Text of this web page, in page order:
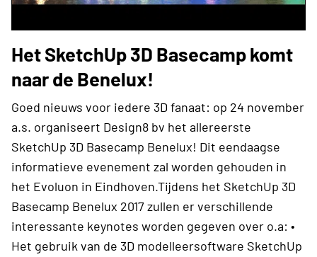
Het SketchUp 3D Basecamp komt
naar de Benelux!
Goed nieuws voor iedere 3D fanaat: op 24 november
a.s. organiseert Design8 bv het allereerste
SketchUp 3D Basecamp Benelux! Dit eendaagse
informatieve evenement zal worden gehouden in
het Evoluon in Eindhoven.Tijdens het SketchUp 3D
Basecamp Benelux 2017 zullen er verschillende
interessante keynotes worden gegeven over o.a: •
Het gebruik van de 3D modelleersoftware SketchUp